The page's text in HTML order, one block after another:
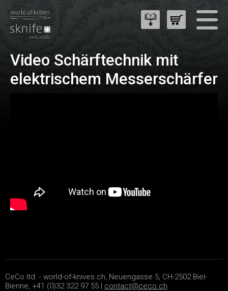
Video Schärftechnik mit
elektrischem Messerschärfer
CeCo ltd. - world-of-knives.ch, Neuengasse 5, CH-2502 Biel-
Bienne, +41 (0)32 322 97 55 | contact@ceco.ch